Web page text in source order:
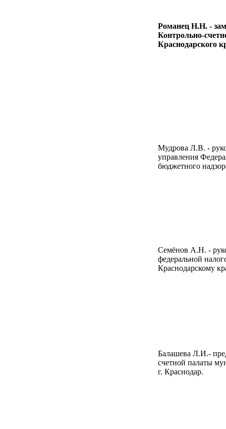
Романец Н.Н. -
Контрольно-
Краснодарского
Мудрова Л.В. -
управления
бюджетного
Семёнов А.Н. -
федеральной
Краснодарскому
Балашева Л.И.-
счетной палаты
г. Краснодар.